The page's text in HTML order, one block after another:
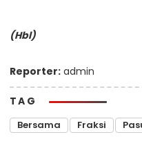
(Hbl)
Reporter: admin
TAG
Bersama Fraksi